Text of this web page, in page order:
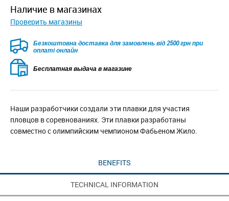
наличие в магазинах
Проверить магазины
Безкоштовна доставка для замовлень від 2500 грн при
оплаті онлайн
Бесплатная выдача в магазине
Наши разработчики создали эти плавки для участия
пловцов в соревнованиях. Эти плавки разработаны
совместно с олимпийским чемпионом Фабьеном Жило.
BENEFITS
TECHNICAL INFORMATION